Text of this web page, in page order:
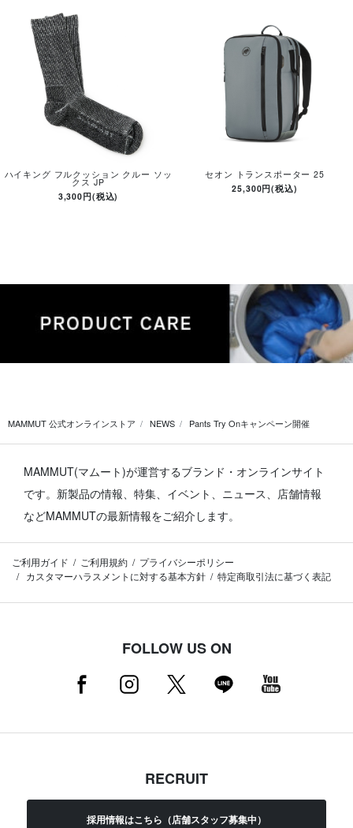
ハイキング フルクッション クルー ソッ
クス JP
3,300円(税込)
セオン トランスポーター 25
25,300円(税込)
MAMMUT 公式オンラインストア NEWS Pants Try Onキャンペーン開催
MAMMUT(マムート)が運営するブランド・オンラインサイト
です。 新製品の情報、特集、イベント、ニュース、店舗情報
などMAMMUTの最新情報をご紹介します。
ご利用ガイド ご利用規約
プライバシーポリシー
カスタマーハラスメントに対する基本方針
特定商取引法に基づく表記
FOLLOW US ON
RECRUIT
採用情報はこちら（店舗スタッフ募集中）